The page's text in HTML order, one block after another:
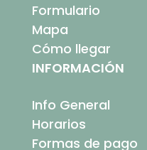
Formulario
Mapa
Cómo llegar
INFORMACIÓN
Info General
Horarios
Formas de pago